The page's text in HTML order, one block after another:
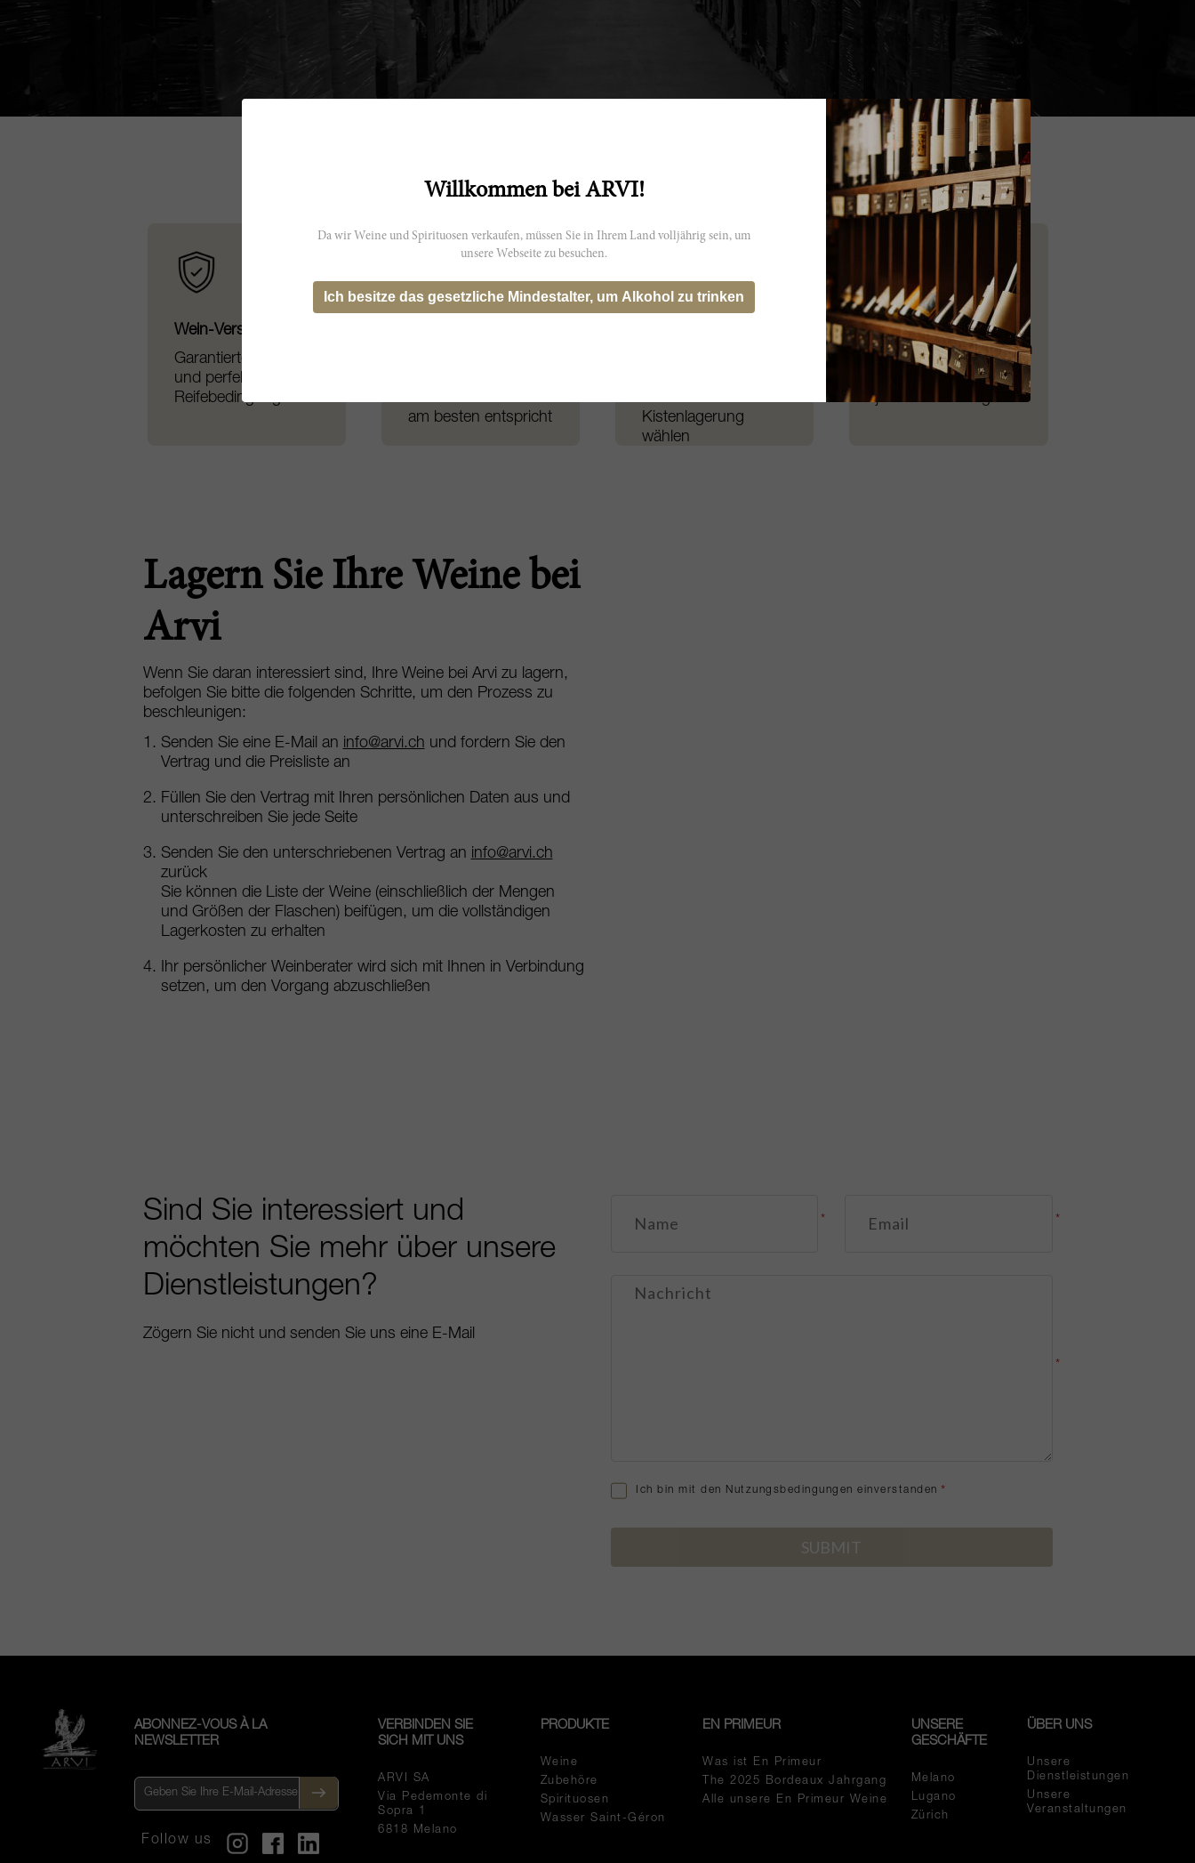
Wein-Versicherung
Garantierter Schutz
und perfekte
Reifebedingungen
Ihren Bedürfnissen
am besten entspricht
Paletten- oder
Kistenlagerung
wählen
Flexible
Zahlungsmöglichkeiten
Halbjährliche oder
jährliche Zahlung
Lagern Sie Ihre Weine bei
Arvi
Wenn Sie daran interessiert sind, Ihre Weine bei Arvi zu lagern,
befolgen Sie bitte die folgenden Schritte, um den Prozess zu
beschleunigen:
Senden Sie eine E-Mail an info@arvi.ch und fordern Sie den
Vertrag und die Preisliste an
Füllen Sie den Vertrag mit Ihren persönlichen Daten aus und
unterschreiben Sie jede Seite
Senden Sie den unterschriebenen Vertrag an info@arvi.ch
zurück
Sie können die Liste der Weine (einschließlich der Mengen
und Größen der Flaschen) beifügen, um die vollständigen
Lagerkosten zu erhalten
Ihr persönlicher Weinberater wird sich mit Ihnen in Verbindung
setzen, um den Vorgang abzuschließen
Sind Sie interessiert und
möchten Sie mehr über unsere
Dienstleistungen?
Zögern Sie nicht und senden Sie uns eine E-Mail
* *
*
Ich bin mit den Nutzungsbedingungen einverstanden *
ABONNEZ-VOUS À LA
NEWSLETTER
Follow us
VERBINDEN SIE
SICH MIT UNS
ARVI SA
Via Pedemonte di
Sopra 1
6818 Melano
PRODUKTE
Weine
Zubehöre
Spirituosen
Wasser Saint-Géron
EN PRIMEUR
Was ist En Primeur
The 2025 Bordeaux Jahrgang
Alle unsere En Primeur Weine
UNSERE
GESCHÄFTE
Melano
Lugano
Zürich
ÜBER UNS
Unsere
Dienstleistungen
Unsere
Veranstaltungen
Willkommen bei ARVI!
Da wir Weine und Spirituosen verkaufen, müssen Sie in Ihrem Land volljährig sein, um
unsere Webseite zu besuchen.
Ich besitze das gesetzliche Mindestalter, um Alkohol zu trinken